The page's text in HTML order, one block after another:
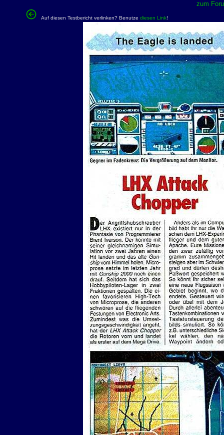
zum
Auf diesen Testbericht verlinken? Benutze diesen Link!